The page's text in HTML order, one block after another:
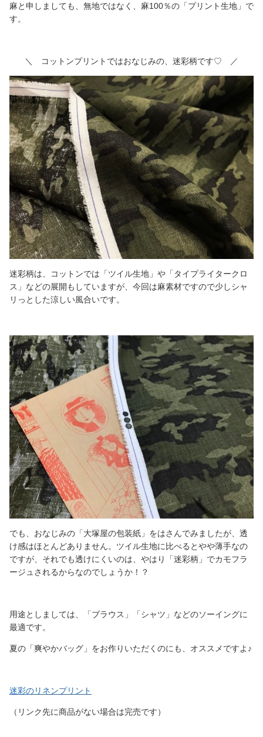
麻と申しましても、無地ではなく、麻100％の「プリント生地」で
す。
＼ コットンプリントではおなじみの、迷彩柄です♡ ／
迷彩柄は、コットンでは「ツイル生地」や「タイプライタークロ
ス」などの展開もしていますが、今回は麻素材ですので少しシャ
リっとした涼しい風合いです。
でも、おなじみの「大塚屋の包装紙」をはさんでみましたが、透
け感はほとんどありません。ツイル生地に比べるとやや薄手なの
ですが、それでも透けにくいのは、やはり「迷彩柄」でカモフラ
ージュされるからなのでしょうか！？
用途としましては、「ブラウス」「シャツ」などのソーイングに
最適です。
夏の「爽やかバッグ」をお作りいただくのにも、オススメですよ♪
迷彩のリネンプリント
（リンク先に商品がない場合は完売です）